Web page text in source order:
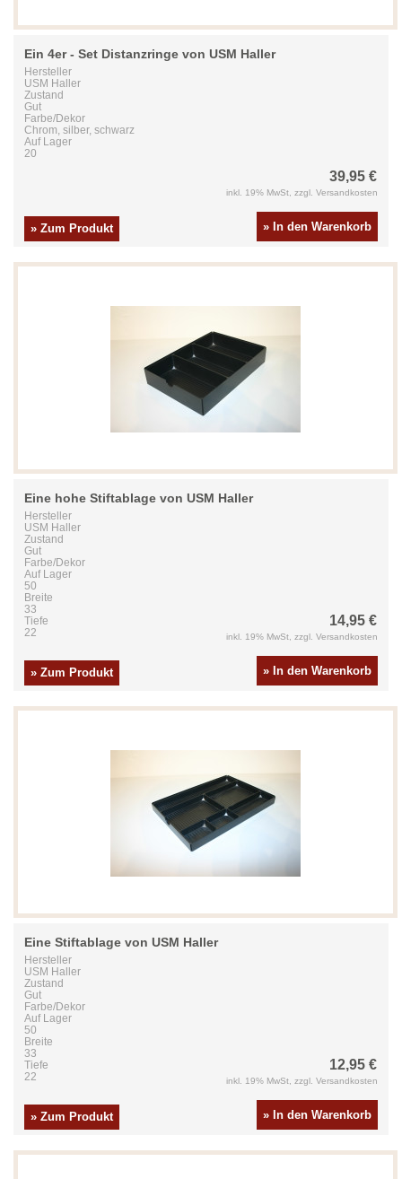
Ein 4er - Set Distanzringe von USM Haller
Hersteller
USM Haller
Zustand
Gut
Farbe/Dekor
Chrom, silber, schwarz
Auf Lager
20
» Zum Produkt
39,95 €
inkl. 19% MwSt, zzgl. Versandkosten
» In den Warenkorb
Eine hohe Stiftablage von USM Haller
Hersteller
USM Haller
Zustand
Gut
Farbe/Dekor
Auf Lager
50
Breite
33
Tiefe
22
» Zum Produkt
14,95 €
inkl. 19% MwSt, zzgl. Versandkosten
» In den Warenkorb
Eine Stiftablage von USM Haller
Hersteller
USM Haller
Zustand
Gut
Farbe/Dekor
Auf Lager
50
Breite
33
Tiefe
22
» Zum Produkt
12,95 €
inkl. 19% MwSt, zzgl. Versandkosten
» In den Warenkorb